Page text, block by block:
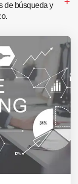
de búsqueda y